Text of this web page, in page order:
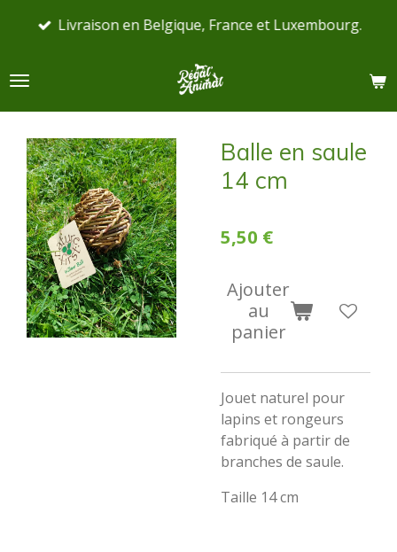
Passer
principal
Livraison en Belgique, France et Luxembourg.
Balle en saule
14 cm
5,50 €
Ajouter
au
panier
Jouet naturel pour
lapins et rongeurs
fabriqué à partir de
branches de saule.
Taille 14 cm